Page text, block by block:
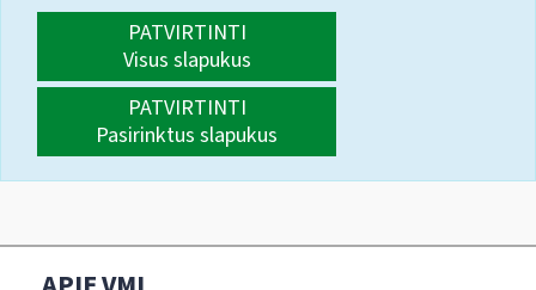
PATVIRTINTI
Visus slapukus
PATVIRTINTI
Pasirinktus slapukus